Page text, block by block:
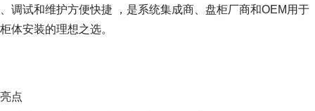
职业
、调试和维护方便快捷 ，是系统集成商、盘柜厂商和OEM用于
柜体安装的理想之选。
亮点